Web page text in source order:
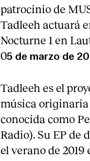
patrocinio de
Tadleeh actuará
Nocturne 1 en
05 de marzo de
Tadleeh es el
música
conocida como
Radio). Su EP de
el verano de